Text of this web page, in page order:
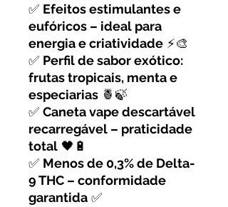
✅ Efeitos estimulantes e
eufóricos – ideal para
energia e criatividade ⚡🎨
✅ Perfil de sabor exótico:
frutas tropicais, menta e
especiarias 🍍🍃
✅ Caneta vape descartável
recarregável – praticidade
total 🖤🔋
✅ Menos de 0,3% de Delta-
9 THC – conformidade
garantida ✅